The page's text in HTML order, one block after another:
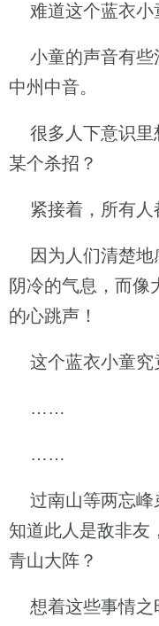
难道这个蓝衣小
小童的声音有些
中州中音。
很多人下意识里
某个杀招？
紧接着，所有人
因为人们清楚地
阴冷的气息，而像
的心跳声！
这个蓝衣小童究
……
……
过南山等两忘峰
知道此人是敌非友
青山大阵？
想着这些事情之